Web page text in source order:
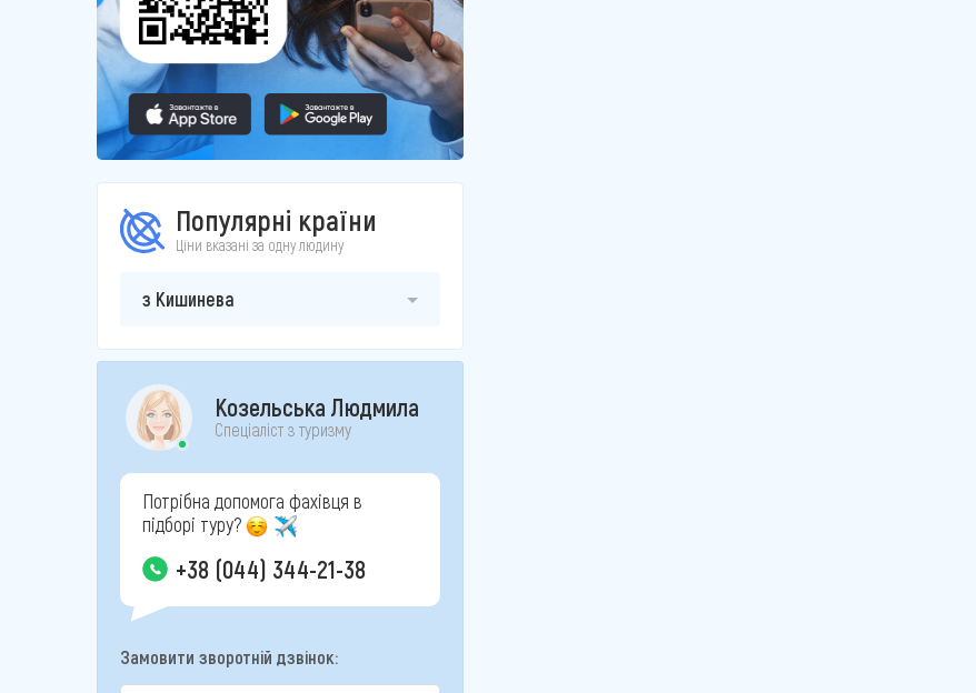
Популярні країни
Ціни вказані за одну людину
з Кишинева
Козельська Людмила
Спеціаліст з туризму
Потрібна допомога фахівця в
підборі туру?
+38 (044) 344-21-38
Замовити зворотній дзвінок: